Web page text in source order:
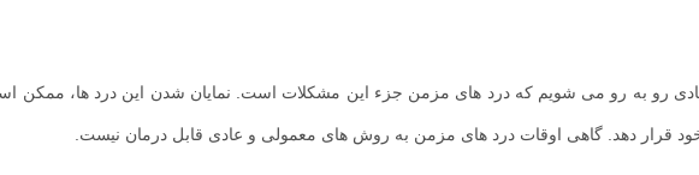
رو به رو می شویم که درد های مزمن جزء این مشکلات است. نمایان شدن این درد ها، ممکن
قرار دهد. گاهی اوقات درد های مزمن به روش های معمولی و عادی قابل درمان نیست.